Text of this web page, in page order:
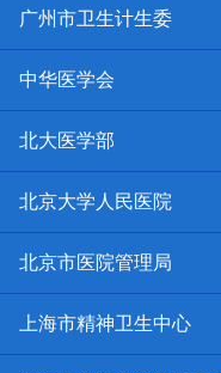
广州市卫生计生委
中华医学会
北大医学部
北京大学人民医院
北京市医院管理局
上海市精神卫生中心